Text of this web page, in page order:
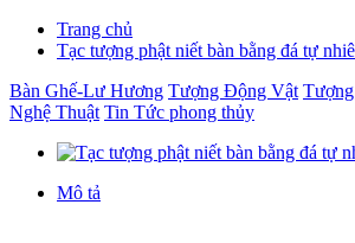
Trang chủ
Tạc tượng phật niết bàn bằng đá tự
Bàn Ghế-Lư Hương Tượng Động Vật
Nghệ Thuật Tin Tức phong thủy
Mô tả